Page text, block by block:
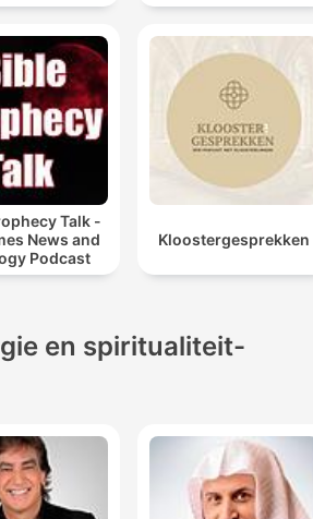
Talk -
News and
Podcast
Kloostergesprekken
en spiritualiteit-